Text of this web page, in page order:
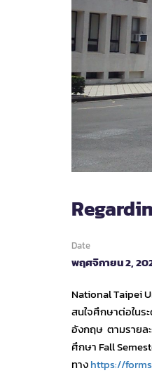
Date
พฤศจิกายน 2,
National Taipei
สนใจศึกษาต่อใน
อังกฤษ ตามรายล
ศึกษา Fall
ทางhttps://